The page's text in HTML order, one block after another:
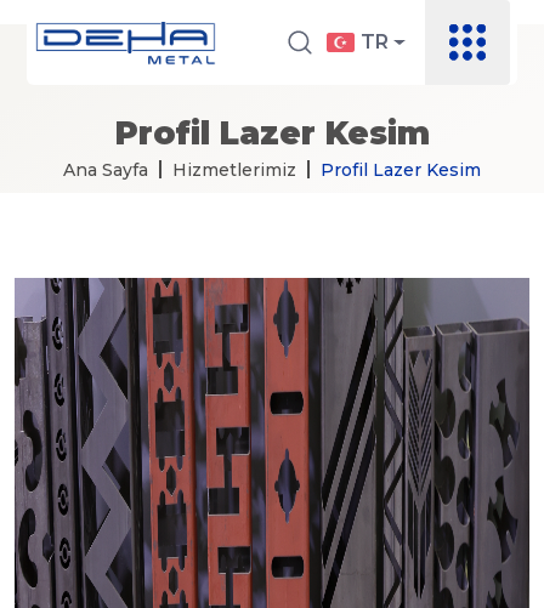
TR
Profil Lazer Kesim
Ana Sayfa Hizmetlerimiz Profil Lazer Kesim